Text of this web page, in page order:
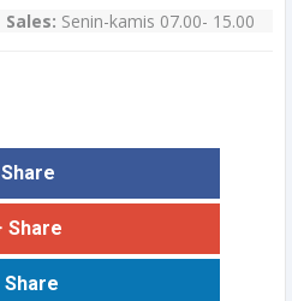
Sales: Senin-kamis 07.00- 15.00
Share
Share
Share